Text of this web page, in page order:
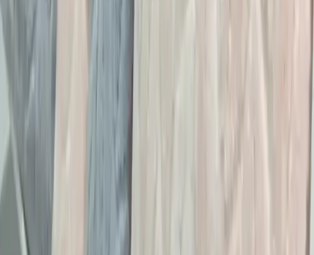
Carolyn Bessette Kennedy Stili ve 90'lar
Minimalizminin Günümüzdeki Yansımaları